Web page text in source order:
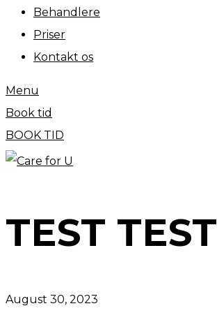
Behandlere
Priser
Kontakt os
Menu
Book tid
BOOK TID
TEST TEST
August 30, 2023